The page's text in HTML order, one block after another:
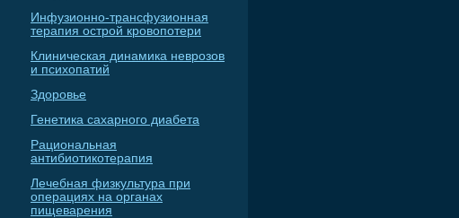
Инфузионно-трансфузионная
терапия острой кровопотери
Клиническая динамика неврозов
и психопатий
Здоровье
Генетика сахарного диабета
Рациональная
антибиотикотерапия
Лечебная физкультура при
операциях на органах
пищеварения